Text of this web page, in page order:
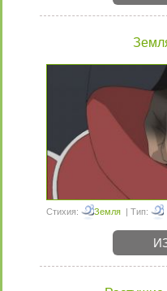
Стихия: Земля | Тип: